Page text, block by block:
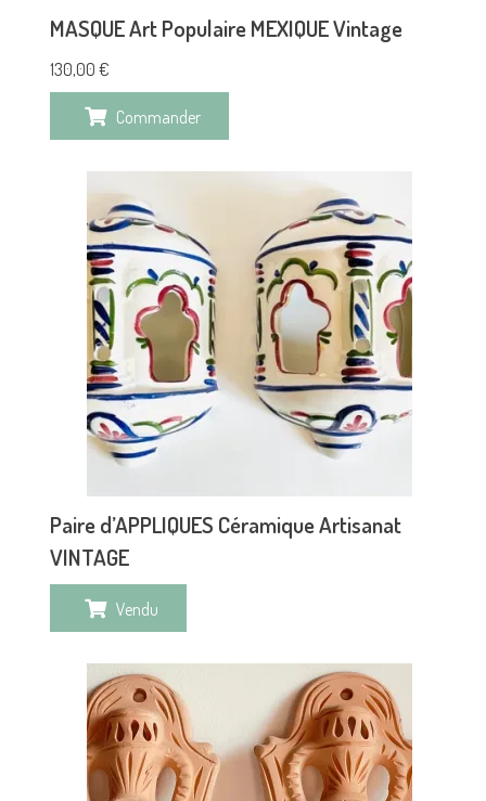
MASQUE Art Populaire MEXIQUE Vintage
130,00 €
Commander
Paire d’APPLIQUES Céramique Artisanat
VINTAGE
Vendu